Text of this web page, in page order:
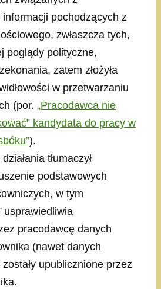
pochodzących z
zwłaszcza tych,
poglądy polityczne,
zatem złożyła
w przetwarzaniu
(por. „Pracodawca nie
kandydata do pracy w
).
tłumaczył
podstawowych
w tym
usprawiedliwia
pracodawcę danych
(nawet danych
upublicznione przez